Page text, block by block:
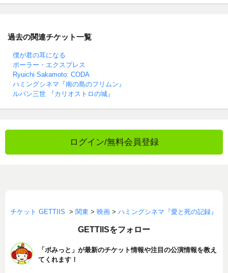
過去の関連チケット一覧
僕が君の耳になる
ポーラー・エクスプレス
Ryuichi Sakamoto: CODA
ハミングシネマ『南の島のフリムン』
ルパン三世 『カリオストロの城』
ログイン/無料会員登録
チケット GETTIIS > 関東 > 映画 > ハミングシネマ『愛と死の記録』
GETTIISをフォロー
「ポみっと」が最新のチケット情報や注目の公演情報を教え
てくれます！